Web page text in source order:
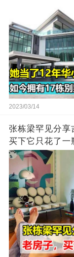
2023/03/14
张栋梁罕见分享
买下它只花了一